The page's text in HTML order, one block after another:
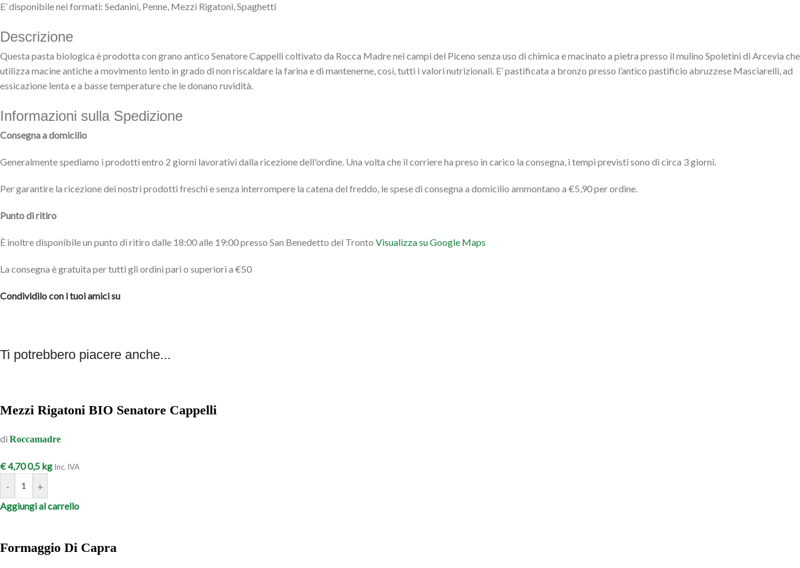
E’ disponibile nei formati: Sedanini, Penne, Mezzi Rigatoni, Spaghetti
Descrizione
Questa pasta biologica è prodotta con grano antico Senatore Cappelli coltivato da Rocca Madre nei campi del Piceno senza uso di chimica e macinato a pietra presso il mulino Spoletini di Arcevia che
utilizza macine antiche a movimento lento in grado di non riscaldare la farina e di mantenerne, così, tutti i valori nutrizionali. E’ pastificata a bronzo presso l’antico pastificio abruzzese Masciarelli, ad
essicazione lenta e a basse temperature che le donano ruvidità.
Informazioni sulla Spedizione
Consegna a domicilio
Generalmente spediamo i prodotti entro 2 giorni lavorativi dalla ricezione dell'ordine. Una volta che il corriere ha preso in carico la consegna, i tempi previsti sono di circa 3 giorni.
Per garantire la ricezione dei nostri prodotti freschi e senza interrompere la catena del freddo, le spese di consegna a domicilio ammontano a €5,90 per ordine.
Punto di ritiro
È inoltre disponibile un punto di ritiro dalle 18:00 alle 19:00 presso San Benedetto del Tronto Visualizza su Google Maps
La consegna è gratuita per tutti gli ordini pari o superiori a €50
Condividilo con i tuoi amici su
Ti potrebbero piacere anche...
Mezzi Rigatoni BIO Senatore Cappelli
di Roccamadre
€4,700,5 kg Inc. IVA
-
+
Aggiungi al carrello
Formaggio Di Capra